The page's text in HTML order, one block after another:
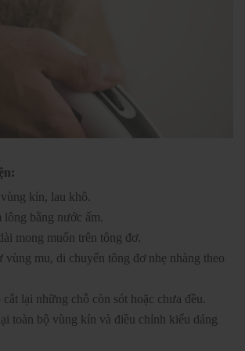
vùng kín, lau khô.
lông bằng nước ấm.
mong muốn trên tông đơ.
vùng mu, di chuyển tông đơ nhẹ nhàng theo
cắt lại những chỗ còn sót hoặc chưa đều.
toàn bộ vùng kín và điều chỉnh kiểu dáng